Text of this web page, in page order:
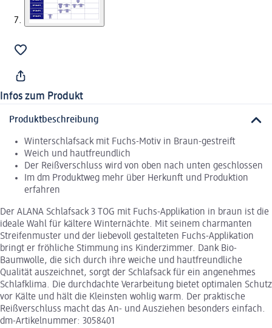
Infos zum Produkt
Produktbeschreibung
Winterschlafsack mit Fuchs-Motiv in Braun-gestreift
Weich und hautfreundlich
Der Reißverschluss wird von oben nach unten geschlossen
Im dm Produktweg mehr über Herkunft und Produktion
erfahren
Der ALANA Schlafsack 3 TOG mit Fuchs-Applikation in braun ist die
ideale Wahl für kältere Winternächte. Mit seinem charmanten
Streifenmuster und der liebevoll gestalteten Fuchs-Applikation
bringt er fröhliche Stimmung ins Kinderzimmer. Dank Bio-
Baumwolle, die sich durch ihre weiche und hautfreundliche
Qualität auszeichnet, sorgt der Schlafsack für ein angenehmes
Schlafklima. Die durchdachte Verarbeitung bietet optimalen Schutz
vor Kälte und hält die Kleinsten wohlig warm. Der praktische
Reißverschluss macht das An- und Ausziehen besonders einfach.
dm-Artikelnummer: 3058401